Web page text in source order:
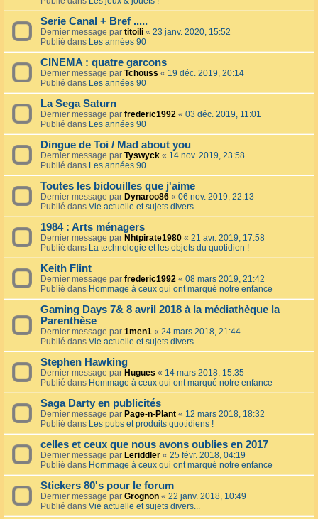
Serie Canal + Bref .....
Dernier message par titoili « 23 janv. 2020, 15:52
Publié dans Les années 90
CINEMA : quatre garcons
Dernier message par Tchouss « 19 déc. 2019, 20:14
Publié dans Les années 90
La Sega Saturn
Dernier message par frederic1992 « 03 déc. 2019, 11:01
Publié dans Les années 90
Dingue de Toi / Mad about you
Dernier message par Tyswyck « 14 nov. 2019, 23:58
Publié dans Les années 90
Toutes les bidouilles que j'aime
Dernier message par Dynaroo86 « 06 nov. 2019, 22:13
Publié dans Vie actuelle et sujets divers...
1984 : Arts ménagers
Dernier message par Nhtpirate1980 « 21 avr. 2019, 17:58
Publié dans La technologie et les objets du quotidien !
Keith Flint
Dernier message par frederic1992 « 08 mars 2019, 21:42
Publié dans Hommage à ceux qui ont marqué notre enfance
Gaming Days 7& 8 avril 2018 à la médiathèque la
Parenthèse
Dernier message par 1men1 « 24 mars 2018, 21:44
Publié dans Vie actuelle et sujets divers...
Stephen Hawking
Dernier message par Hugues « 14 mars 2018, 15:35
Publié dans Hommage à ceux qui ont marqué notre enfance
Saga Darty en publicités
Dernier message par Page-n-Plant « 12 mars 2018, 18:32
Publié dans Les pubs et produits quotidiens !
celles et ceux que nous avons oublies en 2017
Dernier message par Leriddler « 25 févr. 2018, 04:19
Publié dans Hommage à ceux qui ont marqué notre enfance
Stickers 80's pour le forum
Dernier message par Grognon « 22 janv. 2018, 10:49
Publié dans Vie actuelle et sujets divers...